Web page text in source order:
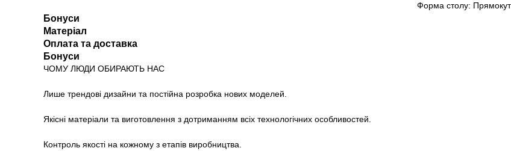
Форма столу:
Бонуси
Матеріал
Оплата та доставка
Бонуси
ЧОМУ ЛЮДИ ОБИРАЮТЬ НАС
Лише трендові дизайни та постійна розробка нових моделей.
Якісні матеріали та виготовлення з дотриманням всіх технологічних особливостей.
Контроль якості на кожному з етапів виробництва.